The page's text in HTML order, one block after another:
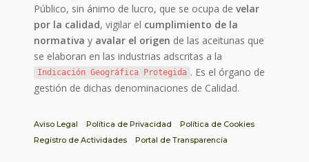
Público, sin ánimo de lucro, que se ocupa develar
por la calidad, vigilar el cumplimiento de la
normativa y avalar el origen de las aceitunas que
se elaboran en las industrias adscritas a la
Indicación Geográfica Protegida . Es el órgano de
gestión de dichas denominaciones de Calidad.
Aviso Legal Política de Privacidad
Política de Cookies
Registro de Actividades
Portal de Transparencia